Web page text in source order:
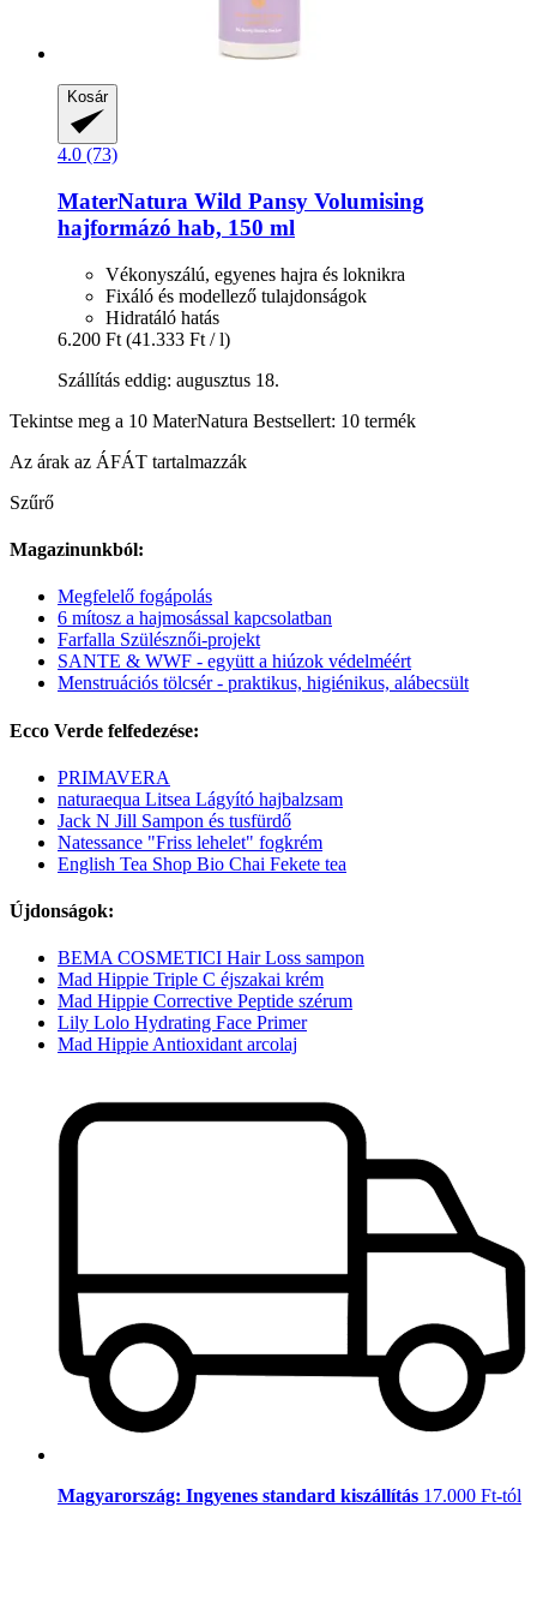
Kosár
4.0 (73)
MaterNatura Wild Pansy Volumising
hajformázó hab, 150 ml
Vékonyszálú, egyenes hajra és loknikra
Fixáló és modellező tulajdonságok
Hidratáló hatás
6.200 Ft (41.333 Ft / l)
Szállítás eddig: augusztus 18.
Tekintse meg a 10 MaterNatura Bestsellert: 10 termék
Az árak az ÁFÁT tartalmazzák
Szűrő
Magazinunkból:
Megfelelő fogápolás
6 mítosz a hajmosással kapcsolatban
Farfalla Szülésznői-projekt
SANTE & WWF - együtt a hiúzok védelméért
Menstruációs tölcsér - praktikus, higiénikus, alábecsült
Ecco Verde felfedezése:
PRIMAVERA
naturaequa Litsea Lágyító hajbalzsam
Jack N Jill Sampon és tusfürdő
Natessance "Friss lehelet" fogkrém
English Tea Shop Bio Chai Fekete tea
Újdonságok:
BEMA COSMETICI Hair Loss sampon
Mad Hippie Triple C éjszakai krém
Mad Hippie Corrective Peptide szérum
Lily Lolo Hydrating Face Primer
Mad Hippie Antioxidant arcolaj
Magyarország: Ingyenes standard kiszállítás 17.000 Ft-tól